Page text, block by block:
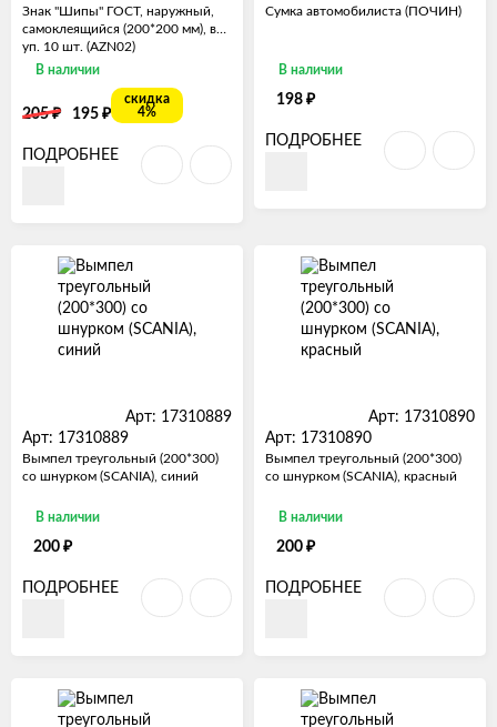
Знак "Шипы" ГОСТ, наружный,
самоклеящийся (200*200 мм), в
уп. 10 шт. (AZN02)
В наличии
205₽ 195 ₽
скидка
4%
ПОДРОБНЕЕ
Сумка автомобилиста (ПОЧИН)
В наличии
198 ₽
ПОДРОБНЕЕ
Арт: 17310889
Арт: 17310889
Вымпел треугольный (200*300)
со шнурком (SCANIA), синий
В наличии
200 ₽
ПОДРОБНЕЕ
Арт: 17310890
Арт: 17310890
Вымпел треугольный (200*300)
со шнурком (SCANIA), красный
В наличии
200 ₽
ПОДРОБНЕЕ